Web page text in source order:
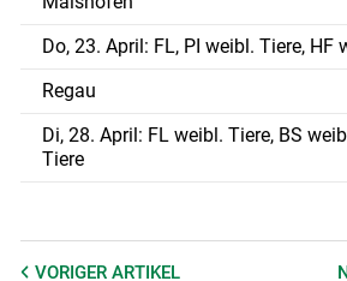
Do, 23. April: FL, PI weibl. Tiere, HF
Regau
Di, 28. April: FL weibl. Tiere, BS
Tiere
VORIGER ARTIKEL